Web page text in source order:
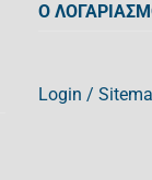
Ο
Login /